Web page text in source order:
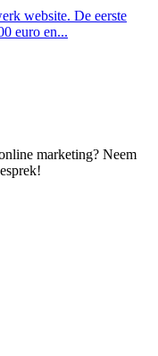
website. De eerste
euro en...
marketing? Neem